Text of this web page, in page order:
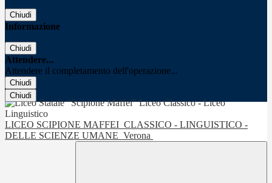
Chiudi
Informazione
Chiudi
Attendere...
Attendere il completamento dell'operazione...
Chiudi
Chiudi
LICEO SCIPIONE MAFFEI CLASSICO - LINGUISTICO -
DELLE SCIENZE UMANE Verona